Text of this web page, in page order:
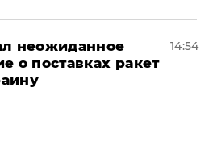
неожиданное
о поставках ракет
14:54